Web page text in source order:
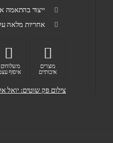
ייצור בהתאמה
אחריות מלאה
מוצרים
איכותיים
איסוף
צילום פק שוטים: יואל